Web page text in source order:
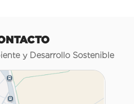
y Desarrollo Sostenible